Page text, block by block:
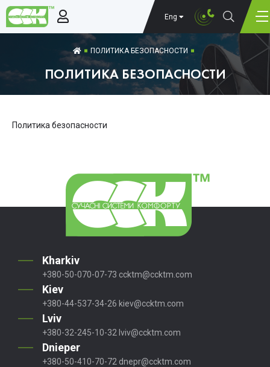
Eng
ПОЛИТИКА БЕЗОПАСНОСТИ
ПОЛИТИКА БЕЗОПАСНОСТИ
Политика безопасности
Kharkiv
+380-50-070-07-73 ccktm@ccktm.com
Kiev
+380-44-537-34-26 kiev@ccktm.com
Lviv
+380-32-245-10-32 lviv@ccktm.com
Dnieper
+380-50-410-70-72 dnepr@ccktm.com